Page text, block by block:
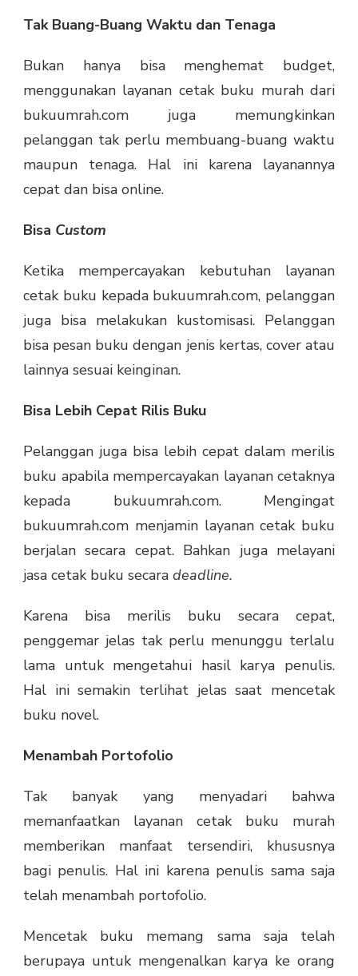
Tak Buang-Buang Waktu dan Tenaga
Bukan hanya bisa menghemat budget,
menggunakan layanan cetak buku murah dari
bukuumrah.com juga memungkinkan
pelanggan tak perlu membuang-buang waktu
maupun tenaga. Hal ini karena layanannya
cepat dan bisa online.
Bisa Custom
Ketika mempercayakan kebutuhan layanan
cetak buku kepada bukuumrah.com, pelanggan
juga bisa melakukan kustomisasi. Pelanggan
bisa pesan buku dengan jenis kertas, cover atau
lainnya sesuai keinginan.
Bisa Lebih Cepat Rilis Buku
Pelanggan juga bisa lebih cepat dalam merilis
buku apabila mempercayakan layanan cetaknya
kepada bukuumrah.com. Mengingat
bukuumrah.com menjamin layanan cetak buku
berjalan secara cepat. Bahkan juga melayani
jasa cetak buku secara deadline.
Karena bisa merilis buku secara cepat,
penggemar jelas tak perlu menunggu terlalu
lama untuk mengetahui hasil karya penulis.
Hal ini semakin terlihat jelas saat mencetak
buku novel.
Menambah Portofolio
Tak banyak yang menyadari bahwa
memanfaatkan layanan cetak buku murah
memberikan manfaat tersendiri, khususnya
bagi penulis. Hal ini karena penulis sama saja
telah menambah portofolio.
Mencetak buku memang sama saja telah
berupaya untuk mengenalkan karya ke orang